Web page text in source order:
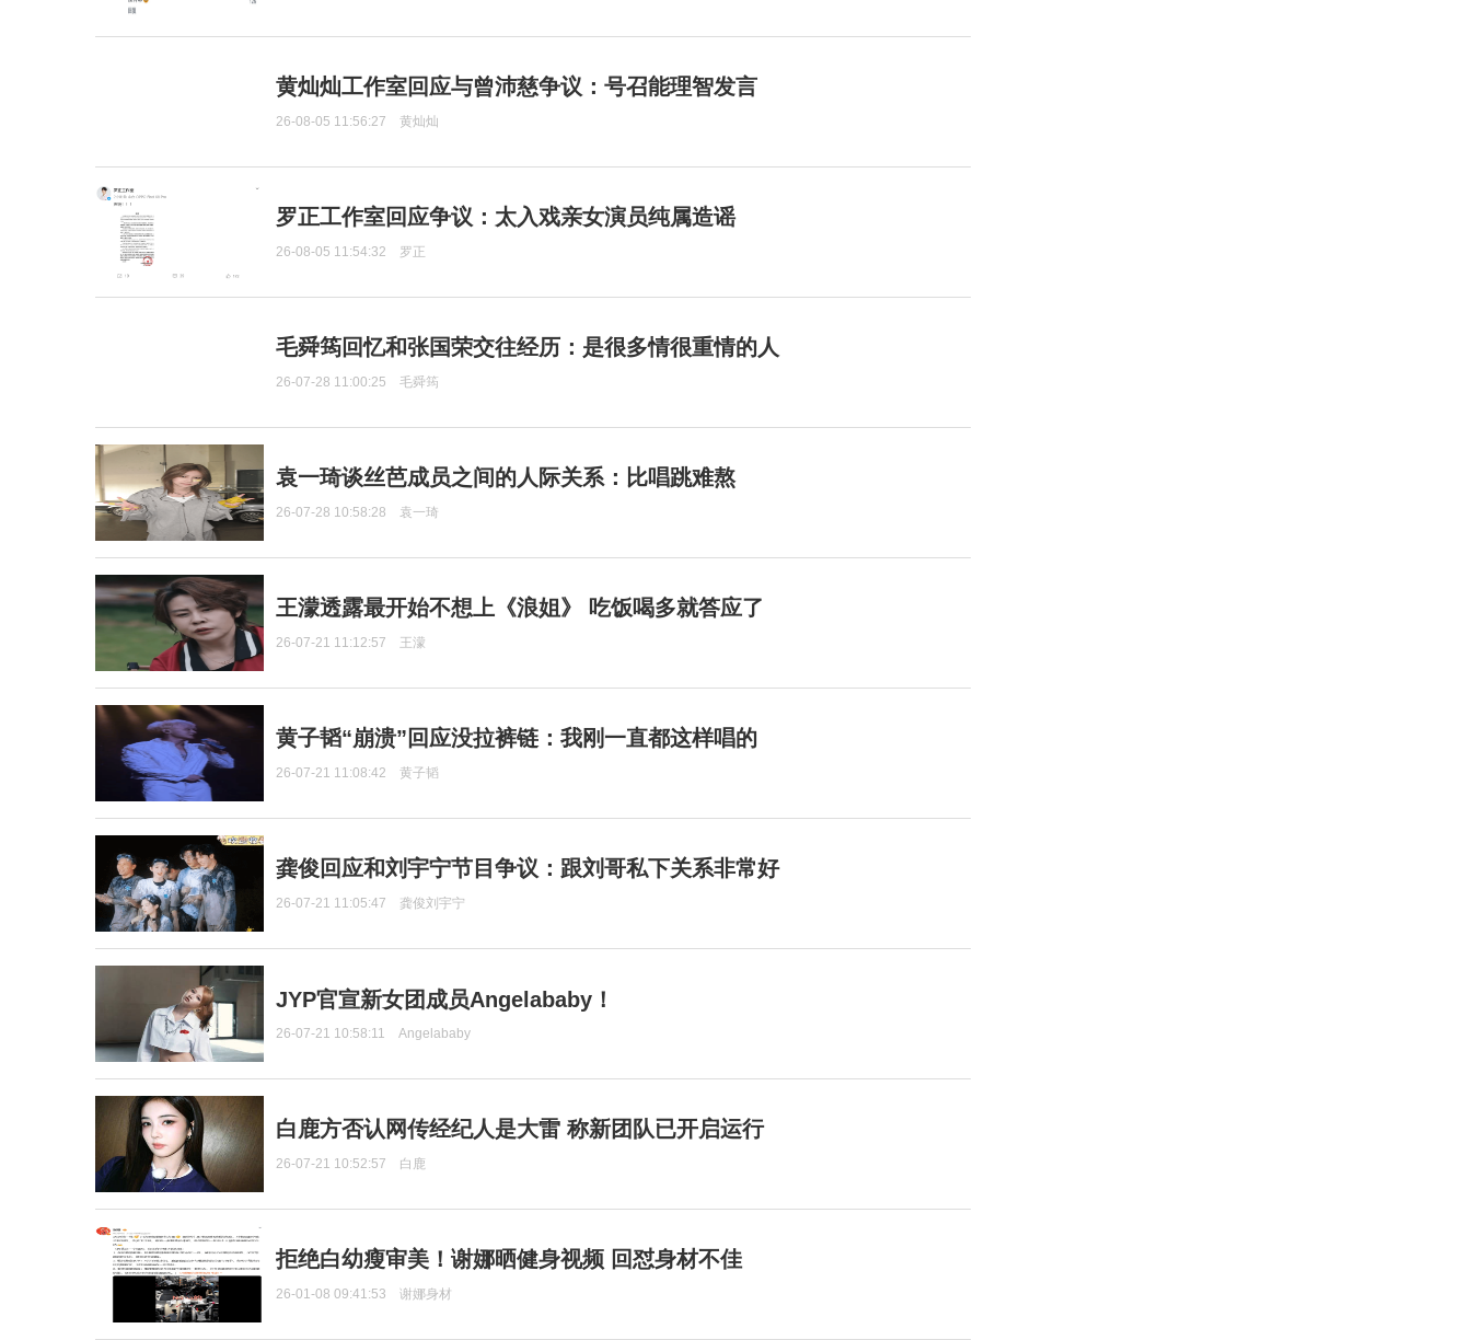
黄灿灿工作室回应与曾沛慈争议：号召能理智发言
26-08-05 11:56:27 黄灿灿
罗正工作室回应争议：太入戏亲女演员纯属造谣
26-08-05 11:54:32 罗正
毛舜筠回忆和张国荣交往经历：是很多情很重情的人
26-07-28 11:00:25 毛舜筠
袁一琦谈丝芭成员之间的人际关系：比唱跳难熬
26-07-28 10:58:28 袁一琦
王濛透露最开始不想上《浪姐》 吃饭喝多就答应了
26-07-21 11:12:57 王濛
黄子韬“崩溃”回应没拉裤链：我刚一直都这样唱的
26-07-21 11:08:42 黄子韬
龚俊回应和刘宇宁节目争议：跟刘哥私下关系非常好
26-07-21 11:05:47 龚俊刘宇宁
JYP官宣新女团成员Angelababy！
26-07-21 10:58:11 Angelababy
白鹿方否认网传经纪人是大雷 称新团队已开启运行
26-07-21 10:52:57 白鹿
拒绝白幼瘦审美！谢娜晒健身视频 回怼身材不佳
26-01-08 09:41:53 谢娜身材